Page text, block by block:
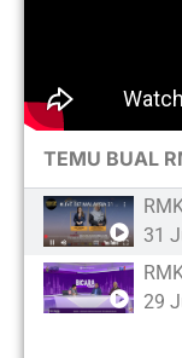
TEMU BUAL
31
29